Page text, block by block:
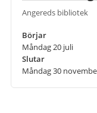
Angereds bibliotek
Börjar
Måndag 20 juli
Slutar
Måndag 30